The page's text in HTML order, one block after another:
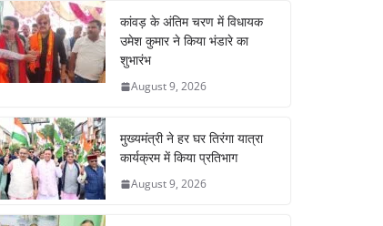
कांवड़ के अंतिम चरण में विधायक
उमेश कुमार ने किया भंडारे का
शुभारंभ
August 9, 2026
मुख्यमंत्री ने हर घर तिरंगा यात्रा
कार्यक्रम में किया प्रतिभाग
August 9, 2026